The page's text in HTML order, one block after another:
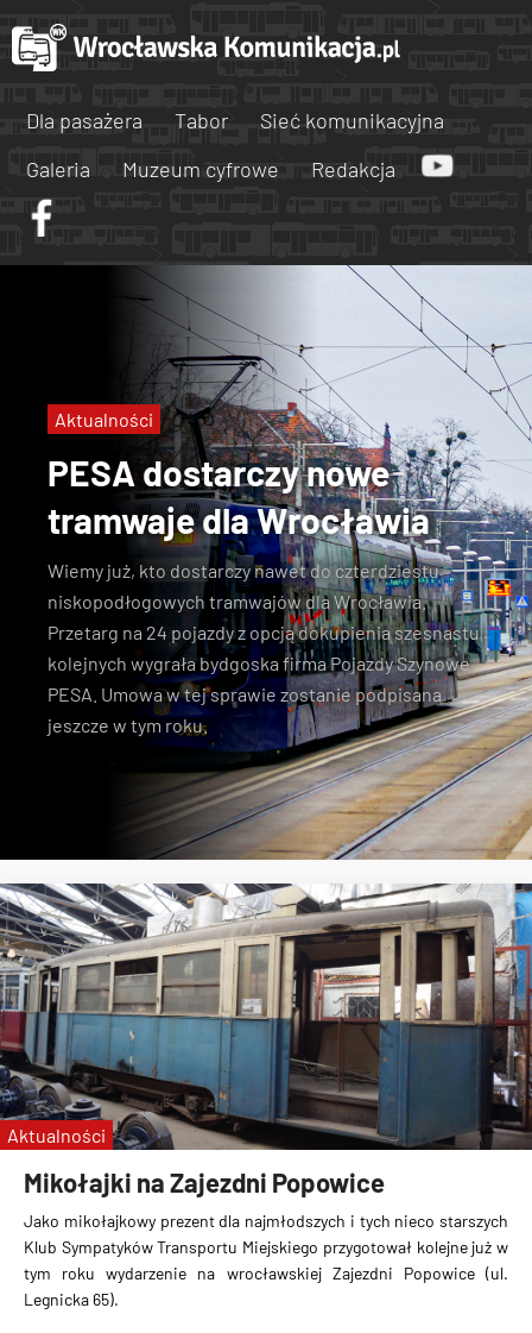
Dla pasażera Tabor
Sieć komunikacyjna
Galeria
Muzeum cyfrowe Redakcja
PESA dostarczy nowe
tramwaje dla Wrocławia
Wiemy już, kto dostarczy nawet do czterdziestu
niskopodłogowych tramwajów dla Wrocławia.
Przetarg na 24 pojazdy z opcją dokupienia szesnastu
kolejnych wygrała bydgoska firma Pojazdy Szynowe
PESA. Umowa w tej sprawie zostanie podpisana
jeszcze w tym roku.
Aktualności
Pesa
przetarg
nowe tramwaje
Mikołajki na Zajezdni Popowice
Jako mikołajkowy prezent dla najmłodszych i tych nieco starszych
Klub Sympatyków Transportu Miejskiego przygotował kolejne już w
tym roku wydarzenie na wrocławskiej Zajezdni Popowice (ul.
Legnicka 65).
Aktualności